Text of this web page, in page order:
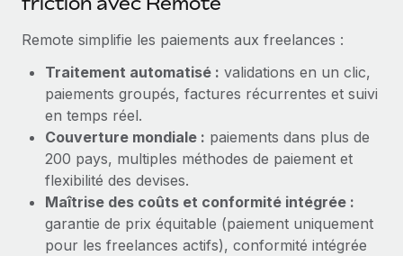
Remote simplifie les paiements aux freelances :
Traitement automatisé : validations en un clic,
paiements groupés, factures récurrentes et suivi
en temps réel.
Couverture mondiale : paiements dans plus de
200 pays, multiples méthodes de paiement et
flexibilité des devises.
Maîtrise des coûts et conformité intégrée :
garantie de prix équitable (paiement uniquement
pour les freelances actifs), conformité intégrée